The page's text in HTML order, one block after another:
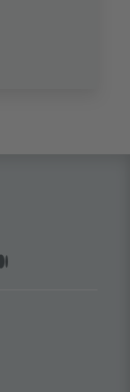
in einem
öffnet in